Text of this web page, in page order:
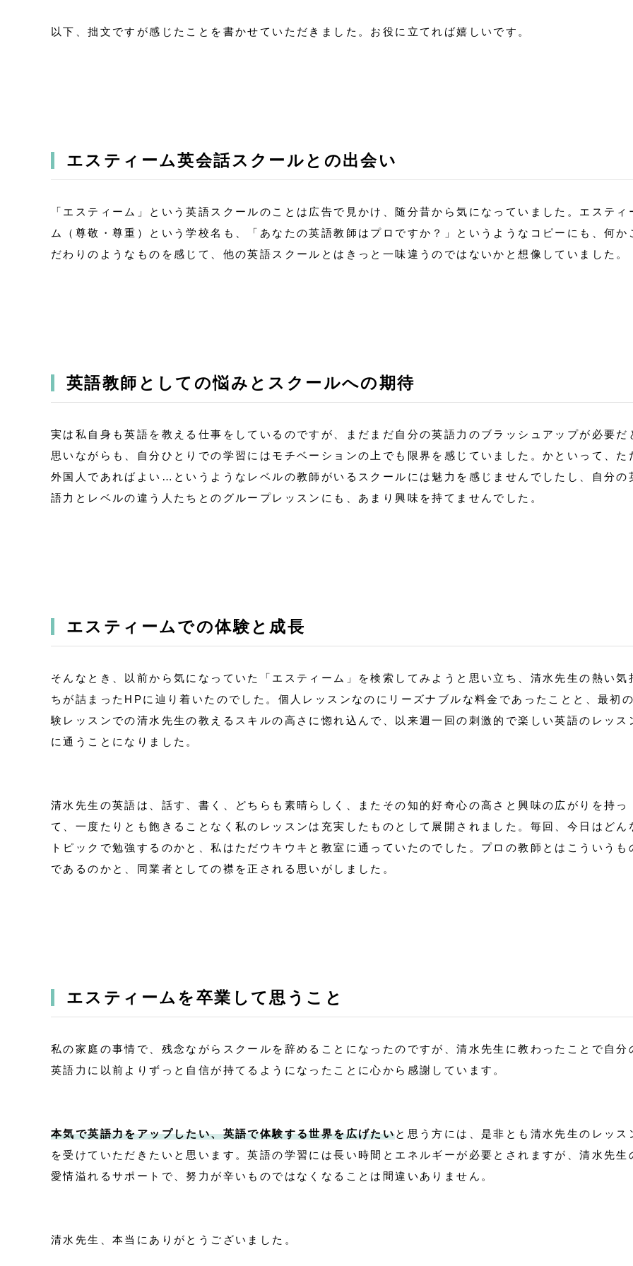
以下、拙文ですが感じたことを書かせていただきました。お役に立てれば嬉しいです。
エスティーム英会話スクールとの出会い
「エスティーム」という英語スクールのことは広告で見かけ、随分昔から気になっていました。エスティ
ム（尊敬・尊重）という学校名も、「あなたの英語教師はプロですか？」というようなコピーにも、何か
だわりのようなものを感じて、他の英語スクールとはきっと一味違うのではないかと想像していました。
英語教師としての悩みとスクールへの期待
実は私自身も英語を教える仕事をしているのですが、まだまだ自分の英語力のブラッシュアップが必要だ
思いながらも、自分ひとりでの学習にはモチベーションの上でも限界を感じていました。かといって、た
外国人であればよい…というようなレベルの教師がいるスクールには魅力を感じませんでしたし、自分の
語力とレベルの違う人たちとのグループレッスンにも、あまり興味を持てませんでした。
エスティームでの体験と成長
そんなとき、以前から気になっていた「エスティーム」を検索してみようと思い立ち、清水先生の熱い気
ちが詰まったHPに辿り着いたのでした。個人レッスンなのにリーズナブルな料金であったことと、最初
験レッスンでの清水先生の教えるスキルの高さに惚れ込んで、以来週一回の刺激的で楽しい英語のレッス
に通うことになりました。
清水先生の英語は、話す、書く、どちらも素晴らしく、またその知的好奇心の高さと興味の広がりを持っ
て、一度たりとも飽きることなく私のレッスンは充実したものとして展開されました。毎回、今日はどん
トピックで勉強するのかと、私はただウキウキと教室に通っていたのでした。プロの教師とはこういうも
であるのかと、同業者としての襟を正される思いがしました。
エスティームを卒業して思うこと
私の家庭の事情で、残念ながらスクールを辞めることになったのですが、清水先生に教わったことで自分
英語力に以前よりずっと自信が持てるようになったことに心から感謝しています。
本気で英語力をアップしたい、英語で体験する世界を広げたいと思う方には、是非とも清水先生のレッス
を受けていただきたいと思います。英語の学習には長い時間とエネルギーが必要とされますが、清水先生
愛情溢れるサポートで、努力が辛いものではなくなることは間違いありません。
清水先生、本当にありがとうございました。